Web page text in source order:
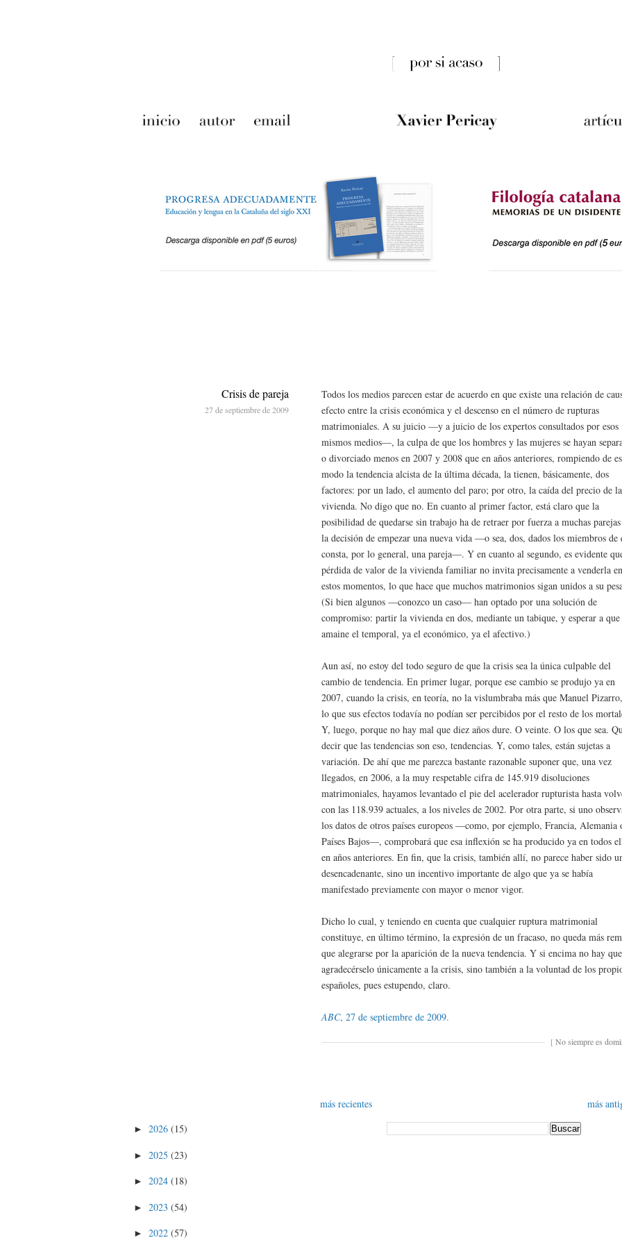
Todos los medios parecen estar de acuerdo en que existe una relación de
efecto entre la crisis económica y el descenso en el número de rupturas
matrimoniales. A su juicio —y a juicio de los expertos consultados por esos
mismos medios—, la culpa de que los hombres y las mujeres se hayan
o divorciado menos en 2007 y 2008 que en años anteriores, rompiendo de
modo la tendencia alcista de la última década, la tienen, básicamente, dos
factores: por un lado, el aumento del paro; por otro, la caída del precio de la
vivienda. No digo que no. En cuanto al primer factor, está claro que la
posibilidad de quedarse sin trabajo ha de retraer por fuerza a muchas
la decisión de empezar una nueva vida —o sea, dos, dados los miembros de
consta, por lo general, una pareja—. Y en cuanto al segundo, es evidente
pérdida de valor de la vivienda familiar no invita precisamente a venderla en
estos momentos, lo que hace que muchos matrimonios sigan unidos a su
(Si bien algunos —conozco un caso— han optado por una solución de
compromiso: partir la vivienda en dos, mediante un tabique, y esperar a que
amaine el temporal, ya el económico, ya el afectivo.)
Aun así, no estoy del todo seguro de que la crisis sea la única culpable del
cambio de tendencia. En primer lugar, porque ese cambio se produjo ya en
2007, cuando la crisis, en teoría, no la vislumbraba más que Manuel
lo que sus efectos todavía no podían ser percibidos por el resto de los
Y, luego, porque no hay mal que diez años dure. O veinte. O los que sea.
decir que las tendencias son eso, tendencias. Y, como tales, están sujetas a
variación. De ahí que me parezca bastante razonable suponer que, una vez
llegados, en 2006, a la muy respetable cifra de 145.919 disoluciones
matrimoniales, hayamos levantado el pie del acelerador rupturista hasta
con las 118.939 actuales, a los niveles de 2002. Por otra parte, si uno
los datos de otros países europeos —como, por ejemplo, Francia, Alemania
Países Bajos—, comprobará que esa inflexión se ha producido ya en todos
en años anteriores. En fin, que la crisis, también allí, no parece haber sido
desencadenante, sino un incentivo importante de algo que ya se había
manifestado previamente con mayor o menor vigor.
Dicho lo cual, y teniendo en cuenta que cualquier ruptura matrimonial
constituye, en último término, la expresión de un fracaso, no queda más
que alegrarse por la aparición de la nueva tendencia. Y si encima no hay que
agradecérselo únicamente a la crisis, sino también a la voluntad de los
españoles, pues estupendo, claro.
ABC, 27 de septiembre de 2009.
[No siempre es
Crisis de pareja
27 de septiembre de 2009
más recientes más
►2026(15)
►2025(23)
►2024(18)
►2023(54)
►2022(57)